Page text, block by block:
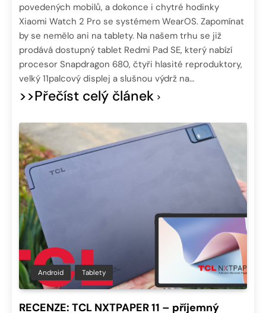
povedených mobilů, a dokonce i chytré hodinky
Xiaomi Watch 2 Pro se systémem WearOS. Zapomínat
by se nemělo ani na tablety. Na našem trhu se již
prodává dostupný tablet Redmi Pad SE, který nabízí
procesor Snapdragon 680, čtyři hlasité reproduktory,
velký 11palcový displej a slušnou výdrž na…
>>Přečíst celý článek
Android Tablety
RECENZE: TCL NXTPAPER 11 – příjemný